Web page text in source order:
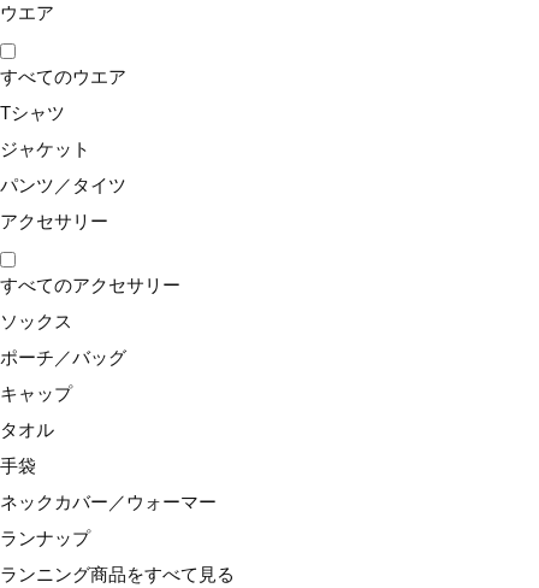
ウエア
すべてのウエア
Tシャツ
ジャケット
パンツ／タイツ
アクセサリー
すべてのアクセサリー
ソックス
ポーチ／バッグ
キャップ
タオル
手袋
ネックカバー／ウォーマー
ランナップ
ランニング商品をすべて見る
アンケート調査:2019年8月インターハイ、全国中学大会の
公式大会で合計217名の回答 ※効果・効能、感じ方には個
人差があります。
「ガチ」シリーズは様々なユーザーが巻
きやすい形状を目指しました。
巻き始めのしわのよりにくさを追求したテーパー形状と
幅25㎜、厚めに巻き重ねても長さがたりないことの無い